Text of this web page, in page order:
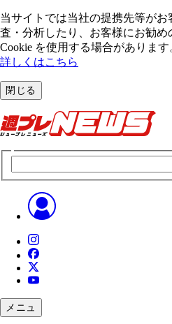
当サイトでは当社の提携先等が
査・分析したり、お客様にお勧
Cookie を使⽤する場合があります
詳しくはこちら
閉じる
メニュ